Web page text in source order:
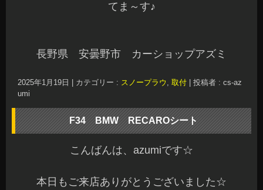
てま～す♪
長野県 安曇野市 カーショップアズミ
2025年1月19日 カテゴリー : スノープラウ , 取付
投稿者 : cs-az
umi
F34 BMW RECAROシート
こんばんは、azumiです☆
本日もご来店ありがとうございました☆